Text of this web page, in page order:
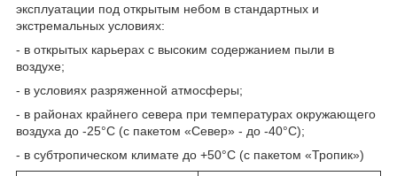
эксплуатации под открытым небом в стандартных и
экстремальных условиях:
- в открытых карьерах с высоким содержанием пыли в
воздухе;
- в условиях разряженной атмосферы;
- в районах крайнего севера при температурах окружающего
воздуха до -25°С (с пакетом «Север» - до -40°С);
- в субтропическом климате до +50°С (с пакетом «Тропик»)